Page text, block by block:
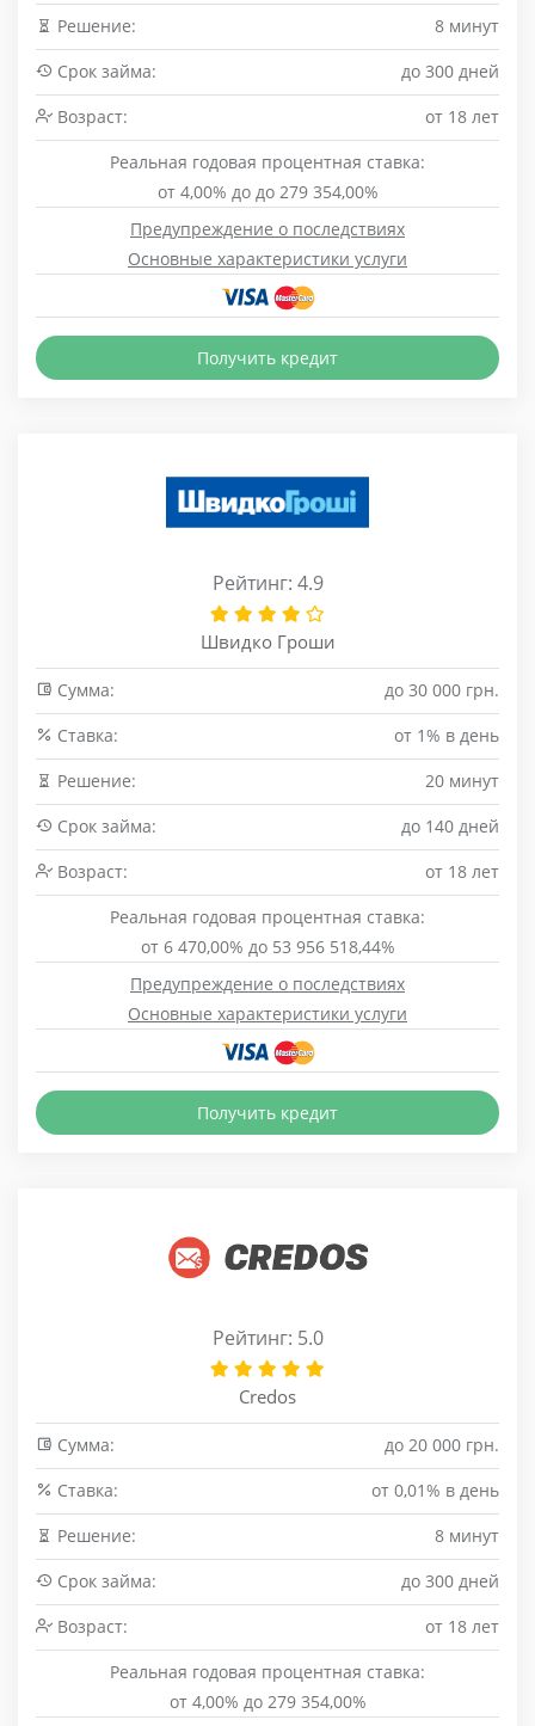
Решение:
8 минут
Срок займа:
до 300 дней
Возраст:
от 18 лет
Реальная годовая процентная ставка:
от 4,00% до до 279 354,00%
Предупреждение о последствиях
Основные характеристики услуги
Получить кредит
Рейтинг: 4.9
Швидко Гроши
Сумма:
до 30 000 грн.
Cтавка:
от 1% в день
Решение:
20 минут
Срок займа:
до 140 дней
Возраст:
от 18 лет
Реальная годовая процентная ставка:
от 6 470,00% до 53 956 518,44%
Предупреждение о последствиях
Основные характеристики услуги
Получить кредит
Рейтинг: 5.0
Credos
Сумма:
до 20 000 грн.
Cтавка:
от 0,01% в день
Решение:
8 минут
Срок займа:
до 300 дней
Возраст:
от 18 лет
Реальная годовая процентная ставка:
от 4,00% до 279 354,00%